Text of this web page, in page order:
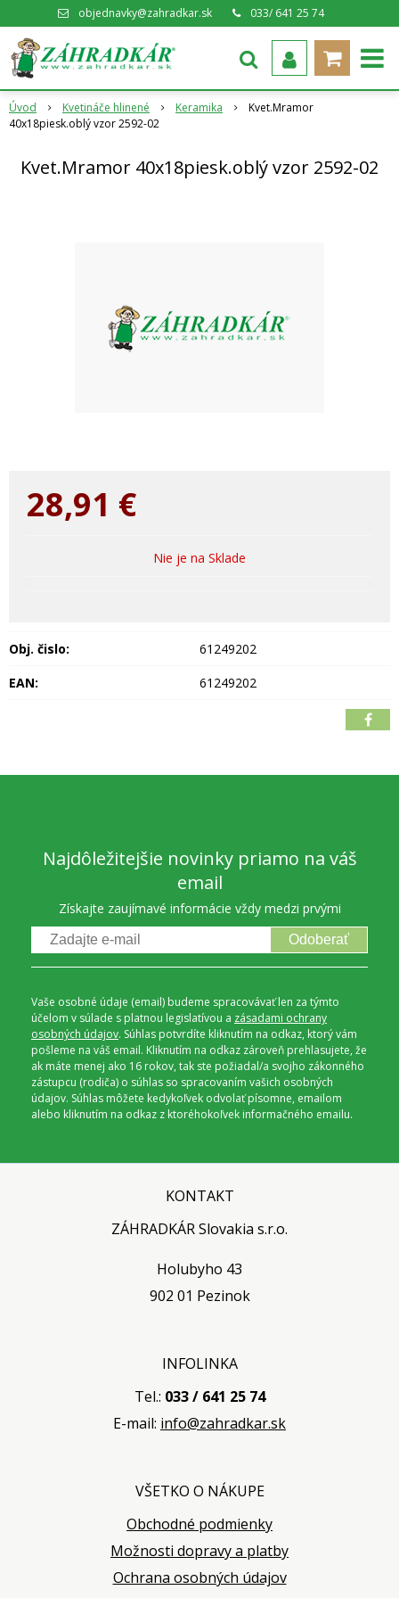
objednavky@zahradkar.sk 033/ 641 25 74
Úvod Kvetináče hlinené Keramika
Kvet.Mramor
40x18piesk.oblý vzor 2592-02
Kvet.Mramor 40x18piesk.oblý vzor 2592-02
28,91 €
Nie je na Sklade
Obj. čislo:
61249202
EAN:
61249202
Najdôležitejšie novinky priamo na váš
email
Získajte zaujímavé informácie vždy medzi prvými
Odoberať
Vaše osobné údaje (email) budeme spracovávať len za týmto
účelom v súlade s platnou legislatívou a zásadami ochrany
osobných údajov. Súhlas potvrdíte kliknutím na odkaz, ktorý vám
pošleme na váš email. Kliknutím na odkaz zároveň prehlasujete, že
ak máte menej ako 16 rokov, tak ste požiadal/a svojho zákonného
zástupcu (rodiča) o súhlas so spracovaním vašich osobných
údajov. Súhlas môžete kedykoľvek odvolať písomne, emailom
alebo kliknutím na odkaz z ktoréhokoľvek informačného emailu.
KONTAKT
ZÁHRADKÁR Slovakia s.r.o.
Holubyho 43
902 01 Pezinok
INFOLINKA
Tel.: 033 / 641 25 74
E-mail: info@zahradkar.sk
VŠETKO O NÁKUPE
Obchodné podmienky
Možnosti dopravy a platby
Ochrana osobných údajov